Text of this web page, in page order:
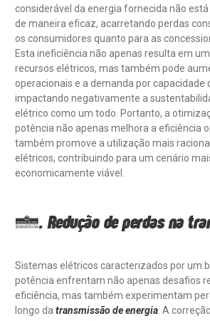
considerável da energia fornecida não
de maneira eficaz, acarretando perdas
os consumidores quanto para as
Esta ineficiência não apenas resulta em
recursos elétricos, mas também pode
operacionais e a demanda por capacidade
impactando negativamente a
elétrico como um todo. Portanto, a
potência não apenas melhora a eficiência
também promove a utilização mais
elétricos, contribuindo para um cenário
economicamente viável.
2. Redução de perdas na
Sistemas elétricos caracterizados por um
potência enfrentam não apenas desafios
eficiência, mas também experimentam
longo da transmissão de energia . A